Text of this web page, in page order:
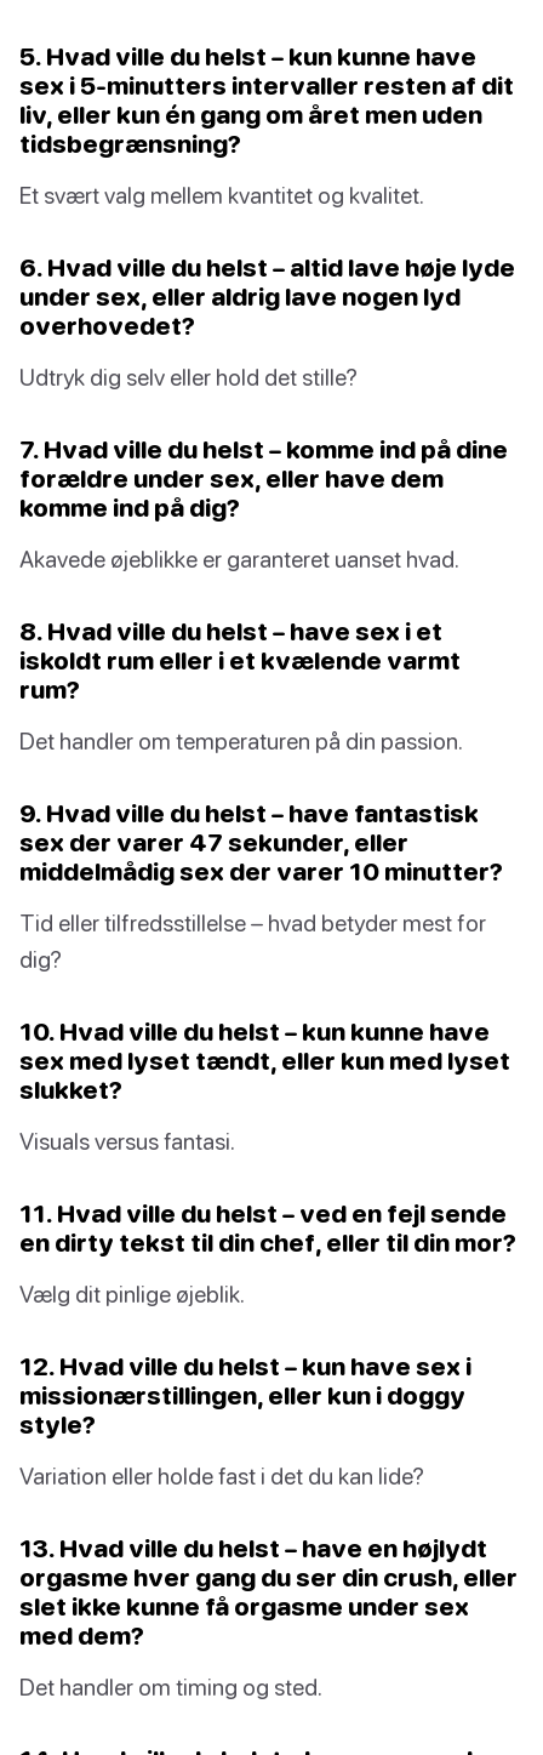
5. Hvad ville du helst – kun kunne have
sex i 5-minutters intervaller resten af dit
liv, eller kun én gang om året men uden
tidsbegrænsning?
Et svært valg mellem kvantitet og kvalitet.
6. Hvad ville du helst – altid lave høje lyde
under sex, eller aldrig lave nogen lyd
overhovedet?
Udtryk dig selv eller hold det stille?
7. Hvad ville du helst – komme ind på dine
forældre under sex, eller have dem
komme ind på dig?
Akavede øjeblikke er garanteret uanset hvad.
8. Hvad ville du helst – have sex i et
iskoldt rum eller i et kvælende varmt
rum?
Det handler om temperaturen på din passion.
9. Hvad ville du helst – have fantastisk
sex der varer 47 sekunder, eller
middelmådig sex der varer 10 minutter?
Tid eller tilfredsstillelse – hvad betyder mest for
dig?
10. Hvad ville du helst – kun kunne have
sex med lyset tændt, eller kun med lyset
slukket?
Visuals versus fantasi.
11. Hvad ville du helst – ved en fejl sende
en dirty tekst til din chef, eller til din mor?
Vælg dit pinlige øjeblik.
12. Hvad ville du helst – kun have sex i
missionærstillingen, eller kun i doggy
style?
Variation eller holde fast i det du kan lide?
13. Hvad ville du helst – have en højlydt
orgasme hver gang du ser din crush, eller
slet ikke kunne få orgasme under sex
med dem?
Det handler om timing og sted.